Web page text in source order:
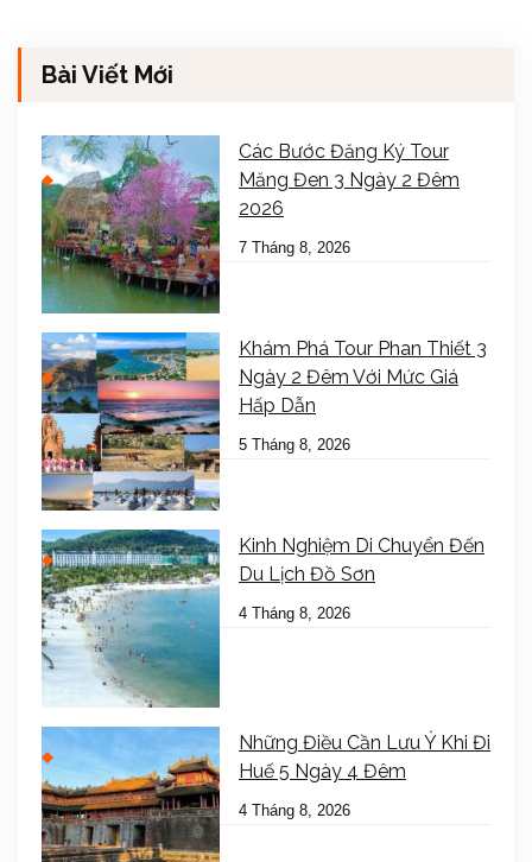
Bài Viết Mới
Các Bước Đăng Ký Tour
Măng Đen 3 Ngày 2 Đêm
2026
7 Tháng 8, 2026
Khám Phá Tour Phan Thiết 3
Ngày 2 Đêm Với Mức Giá
Hấp Dẫn
5 Tháng 8, 2026
Kinh Nghiệm Di Chuyển Đến
Du Lịch Đồ Sơn
4 Tháng 8, 2026
Những Điều Cần Lưu Ý Khi Đi
Huế 5 Ngày 4 Đêm
4 Tháng 8, 2026